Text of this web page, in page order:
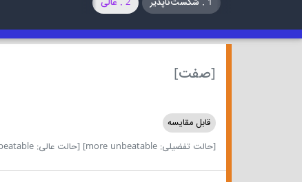
[صفت]
قابل مقایسه
[حالت تفضیلی: more unbeatable]
[حالت عالی: most unbeatable]